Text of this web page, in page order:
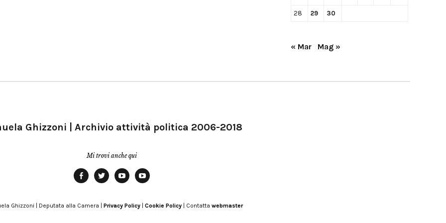
28 29 30
« Mar Mag »
Ghizzoni | Archivio attività politica 2006-2018
Mi trovi anche qui
Modena
Ghizzoni | Deputata alla Camera | Privacy Policy Cookie Policy | Contatta webmaster